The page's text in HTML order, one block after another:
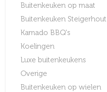
Buitenkeuken op maat
Buitenkeuken Steigerhout
Kamado BBQ's
Koelingen
Luxe buitenkeukens
Overige
Buitenkeuken op wielen